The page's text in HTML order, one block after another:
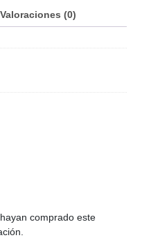
Valoraciones (0)
comprado este